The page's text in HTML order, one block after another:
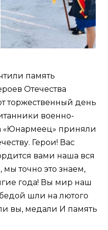
память
Отечества
торжественный день
военно-
«Юнармеец» приняли
Герои! Вас
вами наша вся
мы точно это знаем,
года! Вы мир наш
шли на лютого
вы, медали И память